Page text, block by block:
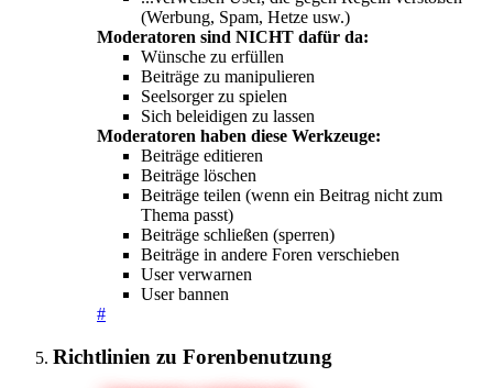
(Werbung, Spam, Hetze usw.)
Moderatoren sind NICHT dafür da:
Wünsche zu erfüllen
Beiträge zu manipulieren
Seelsorger zu spielen
Sich beleidigen zu lassen
Moderatoren haben diese Werkzeuge:
Beiträge editieren
Beiträge löschen
Beiträge teilen (wenn ein Beitrag nicht zum
Thema passt)
Beiträge schließen (sperren)
Beiträge in andere Foren verschieben
User verwarnen
User bannen
#
Richtlinien zu Forenbenutzung